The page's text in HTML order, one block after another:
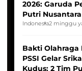
2026: Garuda
Putri
Indonesia2 minggu
Bakti
PSSI Gelar
Kudus: 2 Tim